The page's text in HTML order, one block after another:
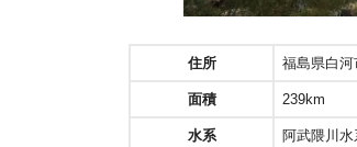
住所 福島県白
面積 239km
水系 阿武隈川水